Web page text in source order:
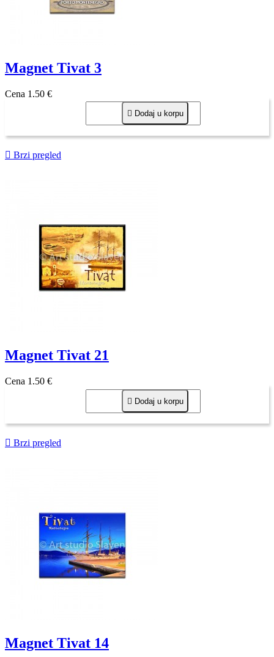
Magnet Tivat 3
Cena 1,50 €
 Dodaj u korpu
 Brzi pregled
Magnet Tivat 21
Cena 1,50 €
 Dodaj u korpu
 Brzi pregled
Magnet Tivat 14